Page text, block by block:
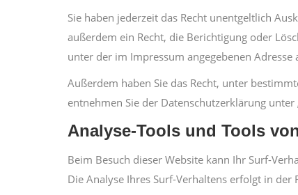
Sie haben jederzeit das Recht unentgeltlich
außerdem ein Recht, die Berichtigung oder
unter der im Impressum angegebenen
Außerdem haben Sie das Recht, unter
entnehmen Sie der Datenschutzerklärung
Analyse-Tools und Tools
Beim Besuch dieser Website kann Ihr Surf-
Die Analyse Ihres Surf-Verhaltens erfolgt in